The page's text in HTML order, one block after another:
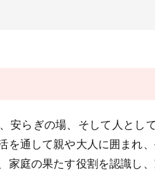
安らぎの場、そして人とし
通して親や大人に囲まれ
庭の果たす役割を認識し